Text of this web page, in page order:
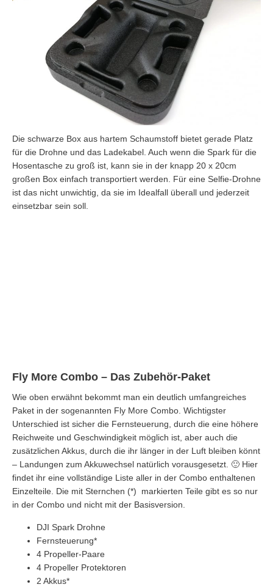
Die schwarze Box aus hartem Schaumstoff bietet gerade Platz
für die Drohne und das Ladekabel. Auch wenn die Spark für die
Hosentasche zu groß ist, kann sie in der knapp 20 x 20cm
großen Box einfach transportiert werden. Für eine Selfie-Drohne
ist das nicht unwichtig, da sie im Idealfall überall und jederzeit
einsetzbar sein soll.
Fly More Combo – Das Zubehör-Paket
Wie oben erwähnt bekommt man ein deutlich umfangreiches
Paket in der sogenannten Fly More Combo. Wichtigster
Unterschied ist sicher die Fernsteuerung, durch die eine höhere
Reichweite und Geschwindigkeit möglich ist, aber auch die
zusätzlichen Akkus, durch die ihr länger in der Luft bleiben könnt
– Landungen zum Akkuwechsel natürlich vorausgesetzt. 🙂 Hier
findet ihr eine vollständige Liste aller in der Combo enthaltenen
Einzelteile. Die mit Sternchen (*) markierten Teile gibt es so nur
in der Combo und nicht mit der Basisversion.
DJI Spark Drohne
Fernsteuerung*
4 Propeller-Paare
4 Propeller Protektoren
2 Akkus*